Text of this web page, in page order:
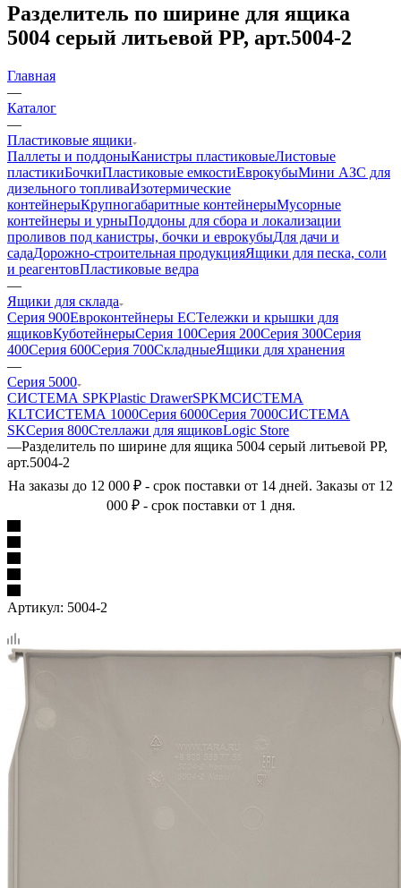
Разделитель по ширине для ящика
5004 серый литьевой PP, арт.5004-2
Главная
—
Каталог
—
Пластиковые ящики
Паллеты и поддоныКанистры пластиковыеЛистовые
пластикиБочкиПластиковые емкостиЕврокубыМини АЗС для
дизельного топливаИзотермические
контейнерыКрупногабаритные контейнерыМусорные
контейнеры и урныПоддоны для сбора и локализации
проливов под канистры, бочки и еврокубыДля дачи и
садаДорожно-строительная продукцияЯщики для песка, соли
и реагентовПластиковые ведра
—
Ящики для склада
Серия 900Евроконтейнеры ЕСТележки и крышки для
ящиковКуботейнерыСерия 100Серия 200Серия 300Серия
400Серия 600Серия 700СкладныеЯщики для хранения
—
Серия 5000
СИСТЕМА SPKPlastic DrawerSPKMСИСТЕМА
KLTСИСТЕМА 1000Серия 6000Серия 7000СИСТЕМА
SKСерия 800Стеллажи для ящиковLogic Store
—Разделитель по ширине для ящика 5004 серый литьевой PP,
арт.5004-2
На заказы до 12 000 ₽ - срок поставки от 14 дней. Заказы от 12
000 ₽ - срок поставки от 1 дня.
Артикул: 5004-2